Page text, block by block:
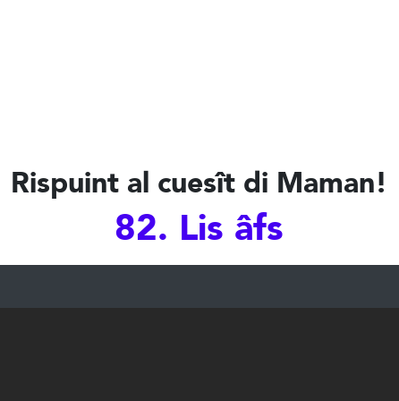
Rispuint al cuesît di Maman!
82. Lis âfs